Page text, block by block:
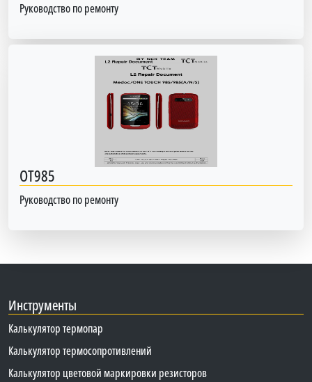
Руководство по ремонту
OT985
Руководство по ремонту
Инструменты
Калькулятор термопар
Калькулятор термосопротивлений
Калькулятор цветовой маркировки резисторов